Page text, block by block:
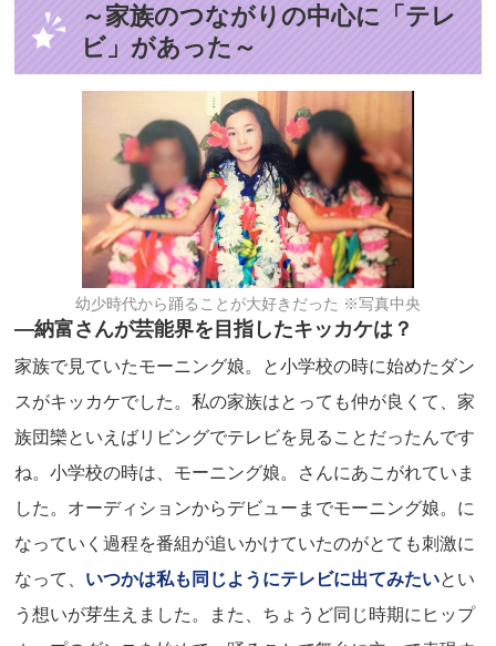
～家族のつながりの中心に「テレ
ビ」があった～
幼少時代から踊ることが大好きだった ※写真中央
―納富さんが芸能界を目指したキッカケは？
家族で見ていたモーニング娘。と小学校の時に始めたダン
スがキッカケでした。私の家族はとっても仲が良くて、家
族団欒といえばリビングでテレビを見ることだったんです
ね。小学校の時は、モーニング娘。さんにあこがれていま
した。オーディションからデビューまでモーニング娘。に
なっていく過程を番組が追いかけていたのがとても刺激に
なって、 いつかは私も同じようにテレビに出てみたいとい
う想いが芽生えました。また、ちょうど同じ時期にヒップ